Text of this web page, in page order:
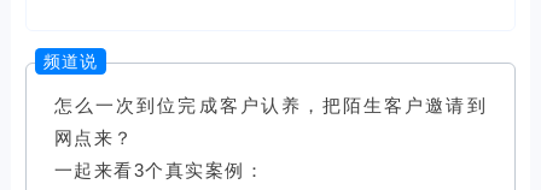
频道说
怎么一次到位完成客户认养，把陌生客户邀请到
网点来？
一起来看3个真实案例：